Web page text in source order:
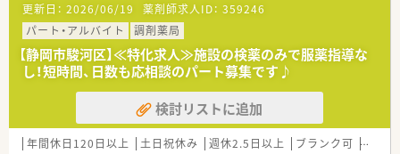
【法人特徴について】
■岐阜県や愛知県を中心に約500店舗を展開する東証プライム
上場グループ企業であり、安定した経営基盤を持っています。
■薬剤師業務において調剤と対人業務の割合が高く、品出しなど
の雑務がないため専門性を活かして働ける環境です。
■地域貢献を理念に掲げ、ドラッグストア併設型や調剤専門型な
ど多様な出店を行い、地域の健康と美を支えています。
【想定されるキャリアイメージ】
更新日： 2026/06/19 薬剤師求人ID： 359246
パート・アルバイト
調剤薬局
【静岡市駿河区】≪特化求人≫施設の検薬のみで服薬指導な
し！短時間、日数も応相談のパート募集です♪
検討リストに追加
年間休日120日以上 土日祝休み 週休2.5日以上 ブランク可 残業